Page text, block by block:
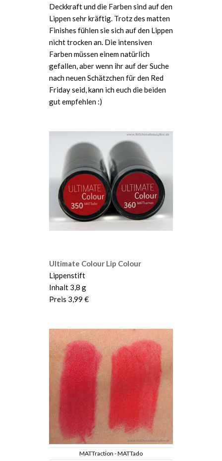
Deckkraft und die Farben sind auf den
Lippen sehr kräftig. Trotz des matten
Finishes fühlen sie sich auf den Lippen
nicht trocken an. Die intensiven
Farben müssen einem natürlich
gefallen, aber wenn ihr auf der Suche
nach neuen Schätzchen für den Red
Friday seid, kann ich euch die beiden
gut empfehlen :)
Ultimate Colour Lip Colour
Lippenstift
Inhalt 3,8 g
Preis 3,99 €
MATTraction - MATTado